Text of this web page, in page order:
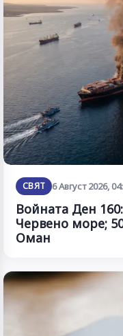
СВЯТ 6 Август 2026,
Войната Ден
Червено море;
Оман